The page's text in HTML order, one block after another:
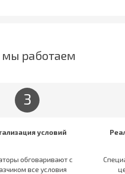
мы работаем
3
условий
обговаривают c
все условия